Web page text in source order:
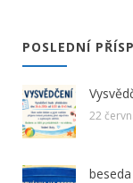
POSLEDNÍ
22